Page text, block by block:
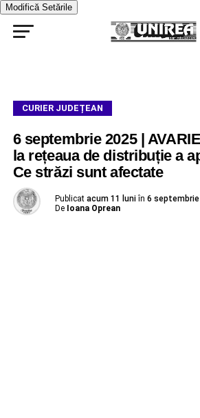
Modifică Setările
CURIER JUDEȚEAN
6 septembrie 2025 |
la rețeaua de distribuție a
Ce străzi sunt afectate
Publicat acum 11 luni în 6 septembrie
De Ioana Oprean